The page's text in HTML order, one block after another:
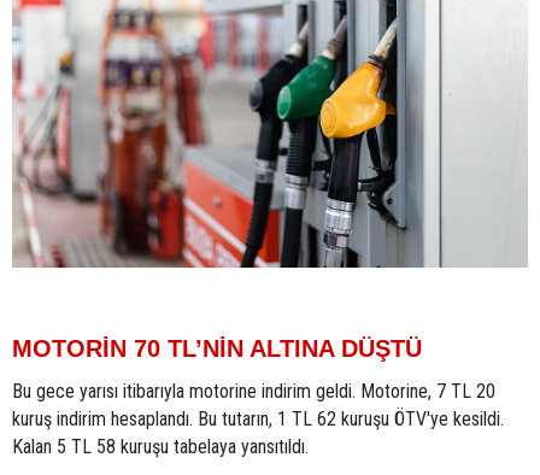
MOTORİN 70 TL’NİN ALTINA DÜŞTÜ
Bu gece yarısı itibarıyla motorine indirim geldi. Motorine, 7 TL 20
kuruş indirim hesaplandı. Bu tutarın, 1 TL 62 kuruşu ÖTV'ye kesildi.
Kalan 5 TL 58 kuruşu tabelaya yansıtıldı.